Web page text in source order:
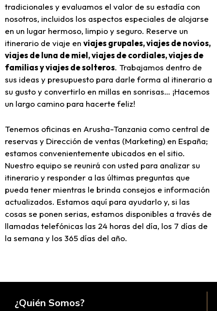
tradicionales y evaluamos el valor de su estadía con
nosotros, incluidos los aspectos especiales de alojarse
en un lugar hermoso, limpio y seguro. Reserve un
itinerario de viaje en viajes grupales, viajes de novios,
viajes de luna de miel, viajes de cordiales, viajes de
familias y viajes de solteros. Trabajamos dentro de
sus ideas y presupuesto para darle forma al itinerario a
su gusto y convertirlo en millas en sonrisas… ¡Hacemos
un largo camino para hacerte feliz!
Tenemos oficinas en Arusha-Tanzania como central de
reservas y Dirección de ventas (Marketing) en España;
estamos convenientemente ubicados en el sitio.
Nuestro equipo se reunirá con usted para analizar su
itinerario y responder a las últimas preguntas que
pueda tener mientras le brinda consejos e información
actualizados. Estamos aquí para ayudarlo y, si las
cosas se ponen serias, estamos disponibles a través de
llamadas telefónicas las 24 horas del día, los 7 días de
la semana y los 365 días del año.
¿Quién Somos?